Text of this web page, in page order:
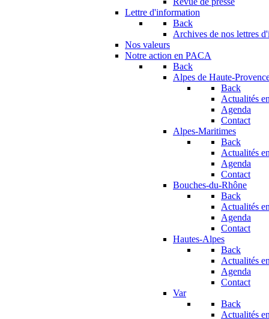
Lettre d'information
Back
Archives de nos lettres
Nos valeurs
Notre action en PACA
Back
Alpes de Haute-
Back
Actualités
Agenda
Contact
Alpes-Maritimes
Back
Actualités
Agenda
Contact
Bouches-du-Rhône
Back
Actualités
Agenda
Contact
Hautes-Alpes
Back
Actualités
Agenda
Contact
Var
Back
Actualités